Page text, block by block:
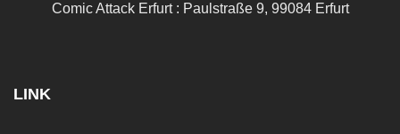
Comic Attack Erfurt : Paulstraße 9, 99084 Erfurt
LINK